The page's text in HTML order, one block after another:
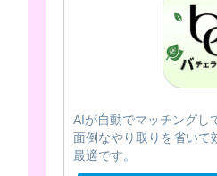
AIが自動でマッチングし
面倒なやり取りを省いて
最適です。